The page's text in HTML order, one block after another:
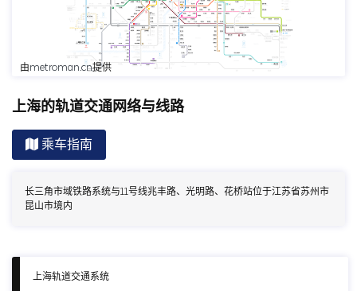
由metroman.cn提供
上海的轨道交通网络与线路
乘车指南
长三角市域铁路系统与11号线兆丰路、光明路、花桥站位于江苏省苏州市
昆山市境内
上海轨道交通系统